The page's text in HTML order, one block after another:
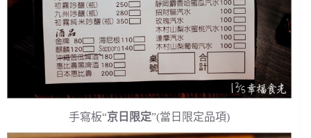
手寫板“京日限定”(當日限定品項)